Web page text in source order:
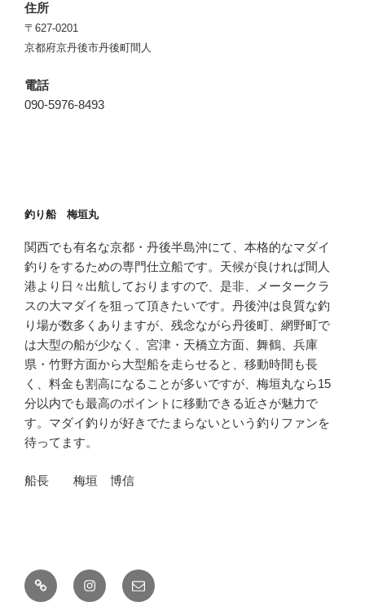
住所
〒627-0201
京都府京丹後市丹後町間人
電話
090-5976-8493
釣り船 梅垣丸
関西でも有名な京都・丹後半島沖にて、本格的なマダイ
釣りをするための専門仕立船です。天候が良ければ間人
港より日々出航しておりますので、是非、メータークラ
スの大マダイを狙って頂きたいです。丹後沖は良質な釣
り場が数多くありますが、残念ながら丹後町、網野町で
は大型の船が少なく、宮津・天橋立方面、舞鶴、兵庫
県・竹野方面から大型船を走らせると、移動時間も長
く、料金も割高になることが多いですが、梅垣丸なら15
分以内でも最高のポイントに移動できる近さが魅力で
す。マダイ釣りが好きでたまらないという釣りファンを
待ってます。
船長 梅垣 博信
釣
果
Instagramメ
ー